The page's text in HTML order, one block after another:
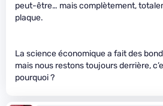
peut-être… mais complètement,
plaque.
La science économique a fait des
mais nous restons toujours derrière,
pourquoi ?